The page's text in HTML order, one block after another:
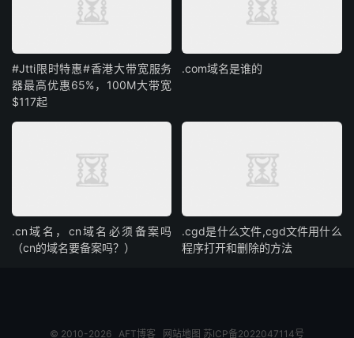
#Jtti限时特惠#香港大带宽服务
器最高优惠65%，100M大带宽
$117起
.com域名是谁的
.cn域名，cn域名必须备案吗
（cn的域名要备案吗？）
.cgd是什么文件,cgd文件用什么
程序打开和删除的方法
© 2010-2026 AFT博客 网站地图 苏ICP备2022047114号